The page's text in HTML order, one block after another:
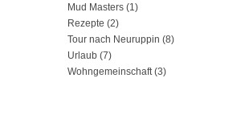
Mud Masters (1)
Rezepte (2)
Tour nach Neuruppin (8)
Urlaub (7)
Wohngemeinschaft(3)